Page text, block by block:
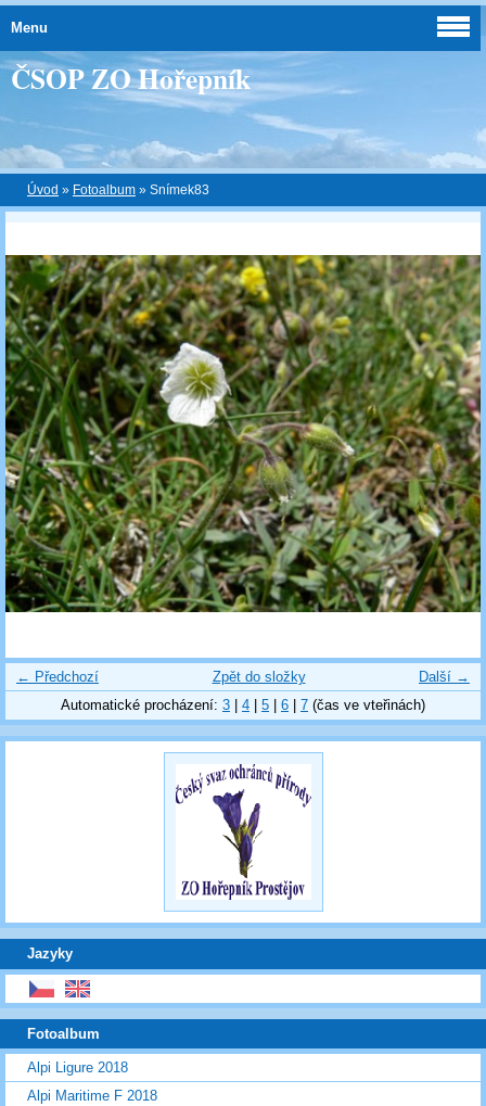
ČSOP ZO Hořepník
Úvod » Fotoalbum » Snímek83
← Předchozí Další →
Zpět do složky
Automatické procházení: 3 4 5 6 7 (čas ve vteřinách)
Jazyky
Menu
Fotoalbum
Alpi Ligure 2018
Alpi Maritime F 2018